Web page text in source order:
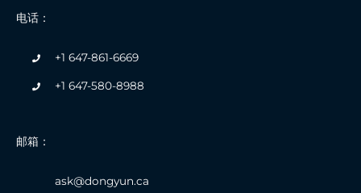
电话：
+1 647-861-6669
+1 647-580-8988
邮箱：
ask@dongyun.ca